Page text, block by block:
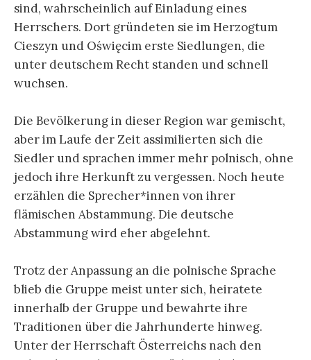
sind, wahrscheinlich auf Einladung eines
Herrschers. Dort gründeten sie im Herzogtum
Cieszyn und Oświęcim erste Siedlungen, die
unter deutschem Recht standen und schnell
wuchsen.
Die Bevölkerung in dieser Region war gemischt,
aber im Laufe der Zeit assimilierten sich die
Siedler und sprachen immer mehr polnisch, ohne
jedoch ihre Herkunft zu vergessen. Noch heute
erzählen die Sprecher*innen von ihrer
flämischen Abstammung. Die deutsche
Abstammung wird eher abgelehnt.
Trotz der Anpassung an die polnische Sprache
blieb die Gruppe meist unter sich, heiratete
innerhalb der Gruppe und bewahrte ihre
Traditionen über die Jahrhunderte hinweg.
Unter der Herrschaft Österreichs nach den